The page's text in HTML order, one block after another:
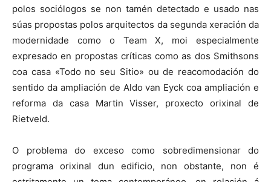
polos sociólogos se non tamén detectado e usado nas
súas propostas polos arquitectos da segunda xeración da
modernidade como o Team X, moi especialmente
expresado en propostas críticas como as dos Smithsons
coa casa «Todo no seu Sitio» ou de reacomodación do
sentido da ampliación de Aldo van Eyck coa ampliación e
reforma da casa Martin Visser, proxecto orixinal de
Rietveld.
O problema do exceso como sobredimensionar do
programa orixinal dun edificio, non obstante, non é